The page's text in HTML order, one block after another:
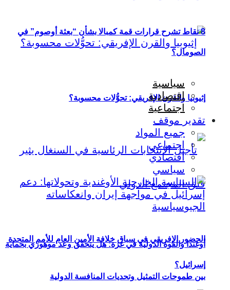
إثيوبيا والقرن الإفريقي: تحوُّلات محسوبة؟
الحضور الإفريقي في سباق خلافة الأمين العام للأمم المتحدة
بين طموحات التمثيل وتحديات المنافسة الدولية
8 نقاط تشرح قرارات قمة كمبالا بشأن “بعثة أوصوم” في
الصومال؟
سياسية
اقتصادية
اجتماعية
تقدير موقف
جميع المواد
اجتماعي
اقتصادي
سياسي
أوغندا والقوة الدولية في غزة: هل يتحقق وعد موهوزي بحماية
إسرائيل؟